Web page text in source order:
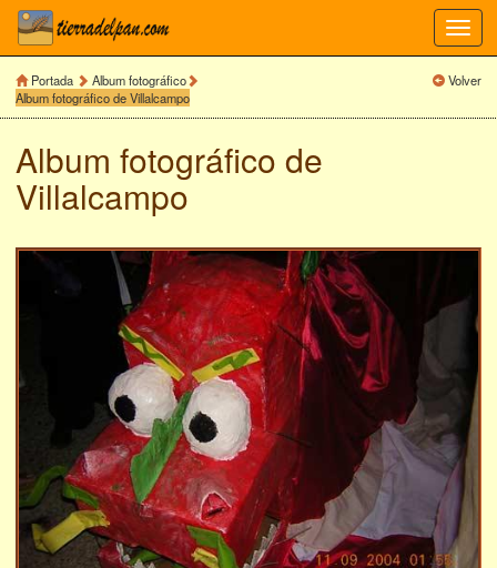
Portada
Album fotográfico
Album fotográfico de Villalcampo
Volver
Album fotográfico de
Villalcampo